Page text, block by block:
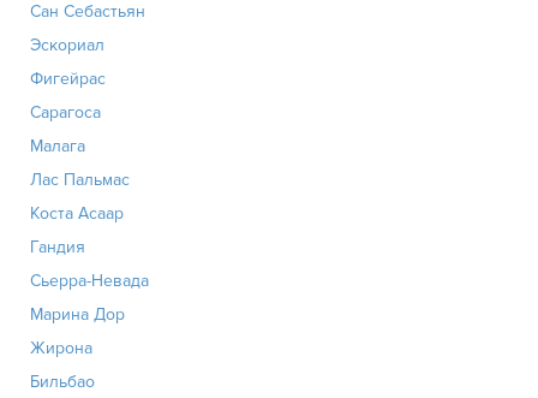
Сан Себастьян
Эскориал
Фигейрас
Сарагоса
Малага
Лас Пальмас
Коста Асаар
Гандия
Сьерра-Невада
Марина Дор
Жирона
Бильбао